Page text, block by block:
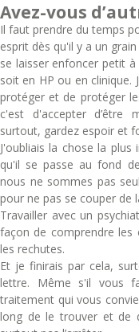
Avez-vous
Il faut prendre du temps
esprit dès qu'il y a un
se laisser enfoncer petit
soit en HP ou en clinique.
protéger et de protéger
c'est d'accepter d’être
surtout, gardez espoir et
J'oubliais la chose la
qu'il se passe au fond
nous ne sommes pas
pour ne pas se couper de
Travailler avec un
façon de comprendre les
les rechutes.
Et je finirais par cela,
lettre. Même s'il vous
traitement qui vous
long de le trouver et de